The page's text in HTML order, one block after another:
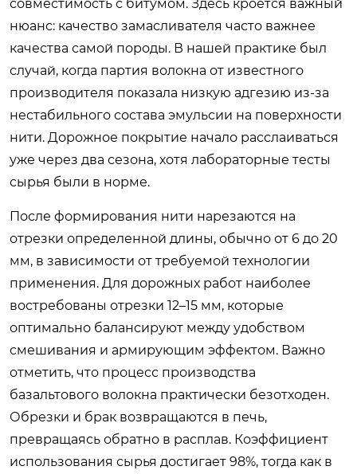
совместимость с битумом. Здесь кроется важный
нюанс: качество замасливателя часто важнее
качества самой породы. В нашей практике был
случай, когда партия волокна от известного
производителя показала низкую адгезию из-за
нестабильного состава эмульсии на поверхности
нити. Дорожное покрытие начало расслаиваться
уже через два сезона, хотя лабораторные тесты
сырья были в норме.
После формирования нити нарезаются на
отрезки определенной длины, обычно от 6 до 20
мм, в зависимости от требуемой технологии
применения. Для дорожных работ наиболее
востребованы отрезки 12–15 мм, которые
оптимально балансируют между удобством
смешивания и армирующим эффектом. Важно
отметить, что процесс производства
базальтового волокна практически безотходен.
Обрезки и брак возвращаются в печь,
превращаясь обратно в расплав. Коэффициент
использования сырья достигает 98%, тогда как в